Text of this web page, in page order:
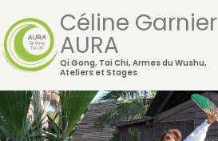
Céline Garnier
AURA
Qi Gong, Tai Chi, Armes du Wushu,
Ateliers et Stages